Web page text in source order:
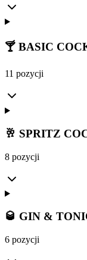
🍸 BASIC
11 pozycji
🥂 SPRITZ
8 pozycji
🥃 GIN &
6 pozycji